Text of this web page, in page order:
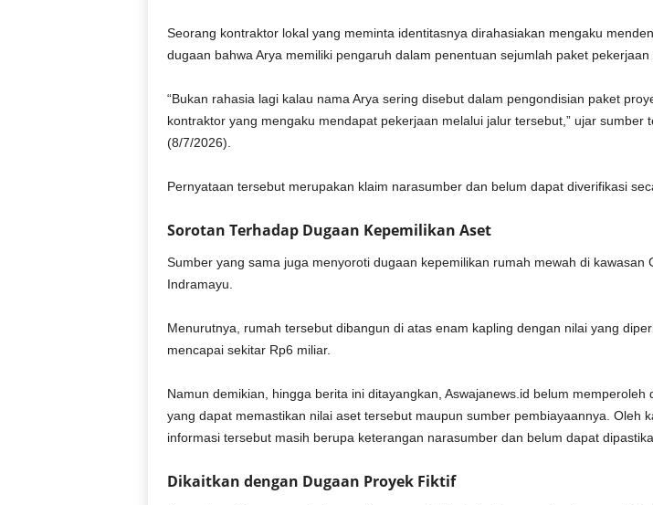
Seorang kontraktor lokal yang meminta identitasnya dirahasiakan mengaku
dugaan bahwa Arya memiliki pengaruh dalam penentuan sejumlah paket pekerjaan
“Bukan rahasia lagi kalau nama Arya sering disebut dalam pengondisian paket
kontraktor yang mengaku mendapat pekerjaan melalui jalur tersebut,” ujar sumber
(8/7/2026).
Pernyataan tersebut merupakan klaim narasumber dan belum dapat diverifikasi
Sorotan Terhadap Dugaan Kepemilikan Aset
Sumber yang sama juga menyoroti dugaan kepemilikan rumah mewah di kawasan
Indramayu.
Menurutnya, rumah tersebut dibangun di atas enam kapling dengan nilai yang
mencapai sekitar Rp6 miliar.
Namun demikian, hingga berita ini ditayangkan, Aswajanews.id belum memperoleh
yang dapat memastikan nilai aset tersebut maupun sumber pembiayaannya. Oleh
informasi tersebut masih berupa keterangan narasumber dan belum dapat
Dikaitkan dengan Dugaan Proyek Fiktif